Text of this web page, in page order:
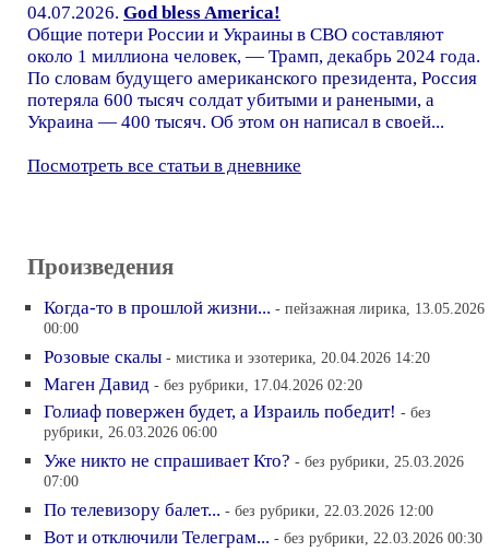
04.07.2026. God bless America!
Общие потери России и Украины в СВО составляют
около 1 миллиона человек, — Трамп, декабрь 2024 года.
По словам будущего американского президента, Россия
потеряла 600 тысяч солдат убитыми и ранеными, а
Украина — 400 тысяч. Об этом он написал в своей...
Посмотреть все статьи в дневнике
Произведения
Когда-то в прошлой жизни... - пейзажная лирика, 13.05.2026
00:00
Розовые скалы - мистика и эзотерика, 20.04.2026 14:20
Маген Давид - без рубрики, 17.04.2026 02:20
Голиаф повержен будет, а Израиль победит! - без
рубрики, 26.03.2026 06:00
Уже никто не спрашивает Кто? - без рубрики, 25.03.2026
07:00
По телевизору балет... - без рубрики, 22.03.2026 12:00
Вот и отключили Телеграм... - без рубрики, 22.03.2026 00:30